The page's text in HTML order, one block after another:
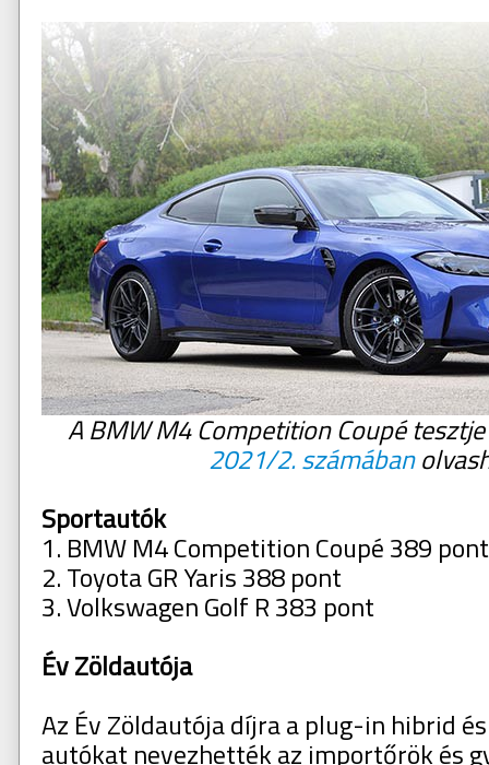
A BMW M4 Competition Coupé
2021/2. számában
Sportautók
1. BMW M4 Competition Coupé 389 pont
2. Toyota GR Yaris 388 pont
3. Volkswagen Golf R 383 pont
Év Zöldautója
Az Év Zöldautója díjra a plug-in hibrid
autókat nevezhették az importőrök és